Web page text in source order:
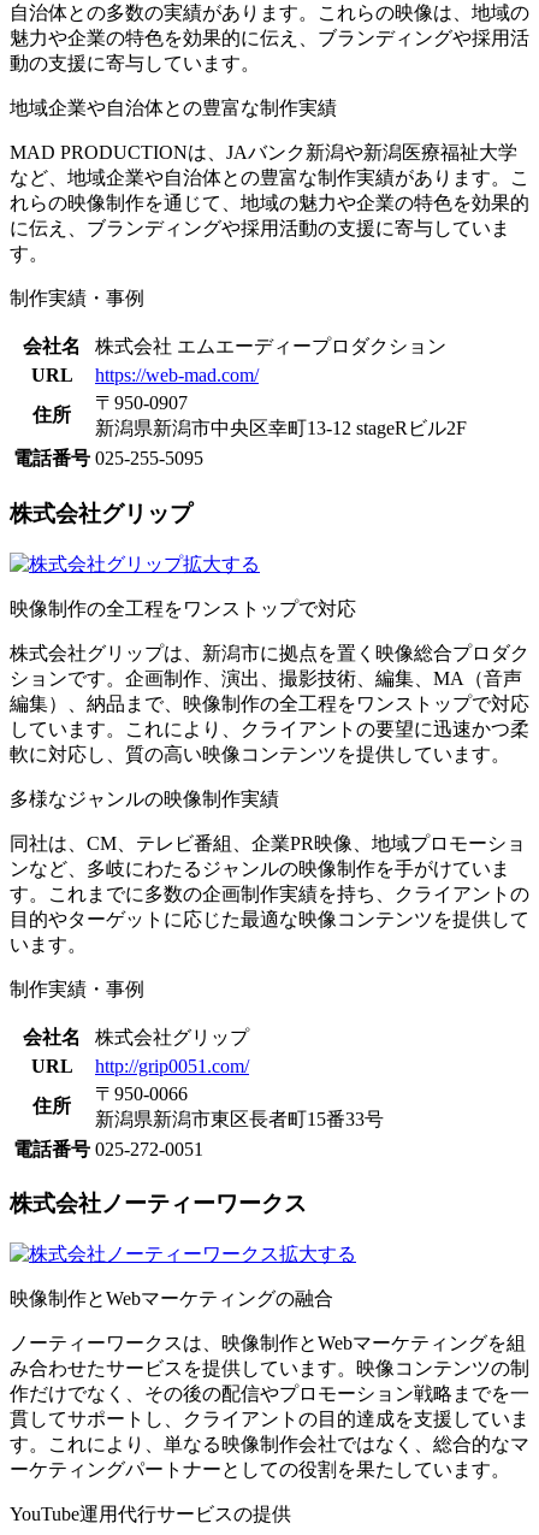
自治体との多数の実績があります。これらの映像は、地域の
魅力や企業の特色を効果的に伝え、ブランディングや採用活
動の支援に寄与しています。
地域企業や自治体との豊富な制作実績
MAD PRODUCTIONは、JAバンク新潟や新潟医療福祉大学
など、地域企業や自治体との豊富な制作実績があります。こ
れらの映像制作を通じて、地域の魅力や企業の特色を効果的
に伝え、ブランディングや採用活動の支援に寄与していま
す。
制作実績・事例
会社名
株式会社 エムエーディープロダクション
URL
https://web-mad.com/
住所
〒950-0907
新潟県新潟市中央区幸町13-12 stageRビル2F
電話番号 025-255-5095
株式会社グリップ
拡大する
映像制作の全工程をワンストップで対応
株式会社グリップは、新潟市に拠点を置く映像総合プロダク
ションです。企画制作、演出、撮影技術、編集、MA（音声
編集）、納品まで、映像制作の全工程をワンストップで対応
しています。これにより、クライアントの要望に迅速かつ柔
軟に対応し、質の高い映像コンテンツを提供しています。
多様なジャンルの映像制作実績
同社は、CM、テレビ番組、企業PR映像、地域プロモーショ
ンなど、多岐にわたるジャンルの映像制作を手がけていま
す。これまでに多数の企画制作実績を持ち、クライアントの
目的やターゲットに応じた最適な映像コンテンツを提供して
います。
制作実績・事例
会社名
株式会社グリップ
URL
http://grip0051.com/
住所
〒950-0066
新潟県新潟市東区長者町15番33号
電話番号 025-272-0051
株式会社ノーティーワークス
拡大する
映像制作とWebマーケティングの融合
ノーティーワークスは、映像制作とWebマーケティングを組
み合わせたサービスを提供しています。映像コンテンツの制
作だけでなく、その後の配信やプロモーション戦略までを一
貫してサポートし、クライアントの目的達成を支援していま
す。これにより、単なる映像制作会社ではなく、総合的なマ
ーケティングパートナーとしての役割を果たしています。
YouTube運用代行サービスの提供